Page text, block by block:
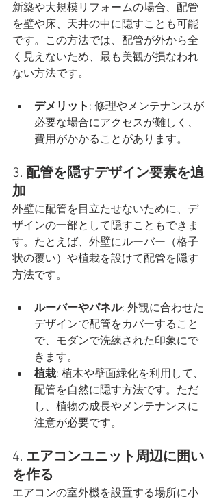
新築や大規模リフォームの場合、配管
を壁や床、天井の中に隠すことも可能
です。この方法では、配管が外から全
く見えないため、最も美観が損なわれ
ない方法です。
デメリット : 修理やメンテナンスが
必要な場合にアクセスが難しく、
費用がかかることがあります。
3. 配管を隠すデザイン要素を追
加
外壁に配管を目立たせないために、デ
ザインの一部として隠すこともできま
す。たとえば、外壁にルーバー（格子
状の覆い）や植栽を設けて配管を隠す
方法です。
ルーバーやパネル: 外観に合わせた
デザインで配管をカバーすること
で、モダンで洗練された印象にで
きます。
植栽: 植木や壁面緑化を利用して、
配管を自然に隠す方法です。ただ
し、植物の成長やメンテナンスに
注意が必要です。
4. エアコンユニット周辺に囲い
を作る
エアコンの室外機を設置する場所に小